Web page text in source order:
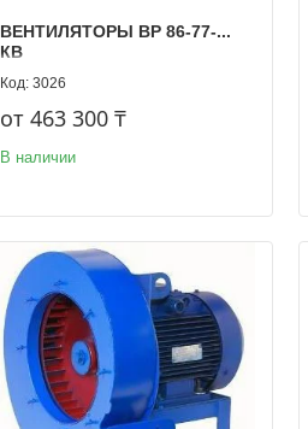
ВЕНТИЛЯТОРЫ ВР 86-77-...
КВ
3026
от 463 300 ₸
В наличии